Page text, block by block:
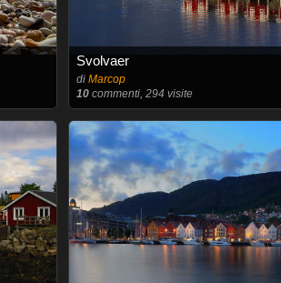
Svolvaer
diMarcop
10 commenti, 294 visite